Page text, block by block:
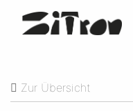
Zur Übersicht